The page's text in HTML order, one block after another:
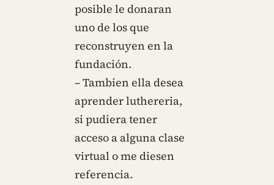
posible le donaran
uno de los que
reconstruyen en la
fundación.
– Tambien ella desea
aprender luthereria,
si pudiera tener
acceso a alguna clase
virtual o me diesen
referencia.